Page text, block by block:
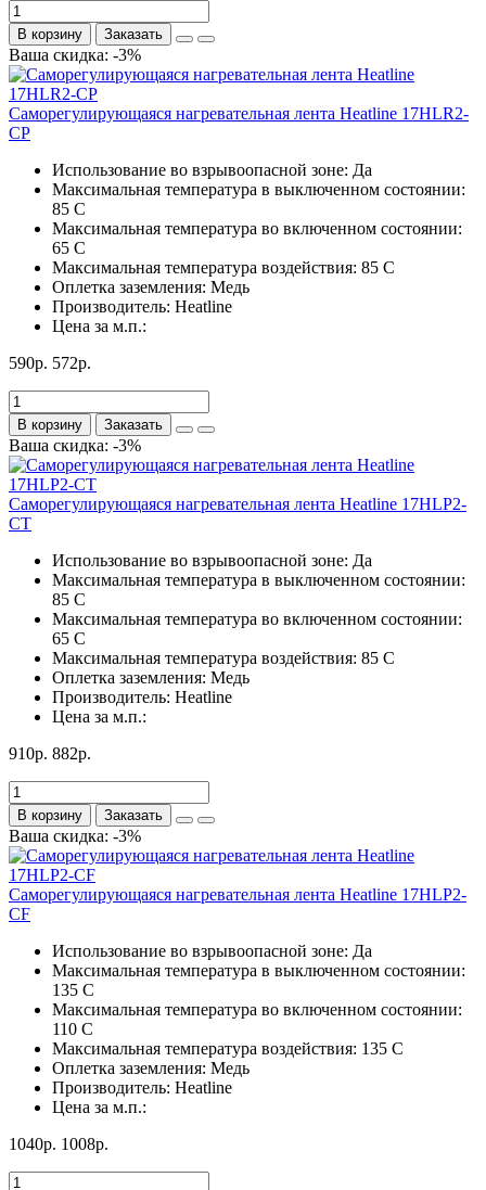
В корзину Заказать
Ваша скидка: -3%
Саморегулирующаяся нагревательная лента Heatline 17HLR2-
CP
Использование во взрывоопасной зоне: Да
Максимальная температура в выключенном состоянии:
85 С
Максимальная температура во включенном состоянии:
65 С
Максимальная температура воздействия: 85 С
Оплетка заземления: Медь
Производитель: Heatline
Цена за м.п.:
590р. 572р.
В корзину Заказать
Ваша скидка: -3%
Саморегулирующаяся нагревательная лента Heatline 17HLP2-
CT
Использование во взрывоопасной зоне: Да
Максимальная температура в выключенном состоянии:
85 С
Максимальная температура во включенном состоянии:
65 С
Максимальная температура воздействия: 85 С
Оплетка заземления: Медь
Производитель: Heatline
Цена за м.п.:
910р. 882р.
В корзину Заказать
Ваша скидка: -3%
Саморегулирующаяся нагревательная лента Heatline 17HLP2-
CF
Использование во взрывоопасной зоне: Да
Максимальная температура в выключенном состоянии:
135 С
Максимальная температура во включенном состоянии:
110 С
Максимальная температура воздействия: 135 С
Оплетка заземления: Медь
Производитель: Heatline
Цена за м.п.:
1040р. 1008р.